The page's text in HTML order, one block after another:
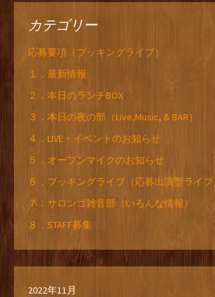
カテゴリー
応募要項（ブッキングライブ）
１．最新情報
２．本日のランチBOX
３．本日の夜の部（Live,Music, & BAR）
４．LIVE・イベントのお知らせ
５．オープンマイクのお知らせ
６．ブッキングライブ（応募出演型ライブ
７．サロンゴ雑音部（いろんな情報）
８．STAFF募集
2022年11月